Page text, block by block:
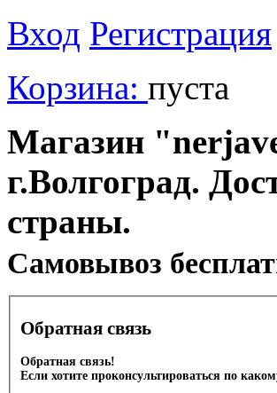
Вход Регистрация
Корзина: пуста
Магазин
г.Волгоград.
страны.
Cамовывоз
Обратная связь
Обратная связь!
Если хотите проконсультироваться по